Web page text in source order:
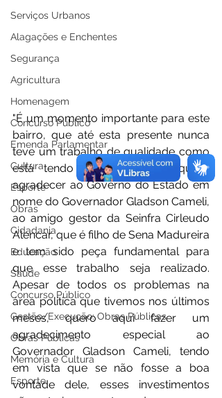
Serviços Urbanos
Alagações e Enchentes
Segurança
Agricultura
Homenagem
Concurso Público
Emenda Parlamentar
Cultura
Esporte
Obras
Cidadania
Educação
Saúde
Concurso Público
Gestão/Execução: Obras Públicas
Obras Públicas
Memória e Cultura
Esporte
"É um momento importante para este
bairro, que até esta presente nunca
teve um trabalho de qualidade como
está tendo agora. Portanto quero
agradecer ao Governo do Estado em
nome do Governador Gladson Cameli,
ao amigo gestor da Seinfra Cirleudo
Alencar, que é filho de Sena Madureira
e tem sido peça fundamental para
que esse trabalho seja realizado.
Apesar de todos os problemas na
área política que tivemos nos últimos
meses, quero aqui fazer um
agradecimento especial ao
Governador Gladson Cameli, tendo
em vista que se não fosse a boa
vontade dele, esses investimentos